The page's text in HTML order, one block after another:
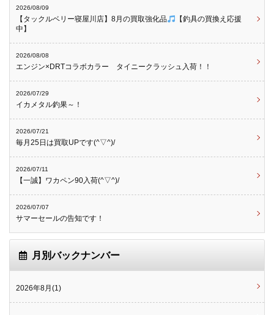
2026/08/09
【タックルベリー寝屋川店】8月の買取強化品
【釣具の買換え応援
中】
2026/08/08
エンジン×DRTコラボカラー タイニークラッシュ入荷！！
2026/07/29
イカメタル釣果～！
2026/07/21
毎月25日は買取UPです(^▽^)/
2026/07/11
【一誠】ワカペン90入荷(^▽^)/
2026/07/07
サマーセールの告知です！
月別バックナンバー
2026年8月(1)